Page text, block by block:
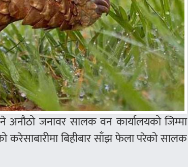
अनौठो जनावर सालक वन कार्यालयको जिम्मा
करेसाबारीमा बिहीबार साँझ फेला परेको सालक